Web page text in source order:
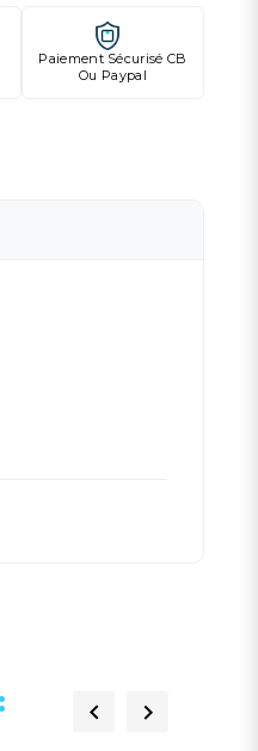
Paiement Sécurisé CB
Ou Paypal
 